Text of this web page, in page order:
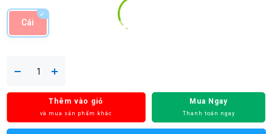
Cái
Thêm vào giỏ
và mua sản phẩm khác
Mua Ngay
Thanh toán ngay